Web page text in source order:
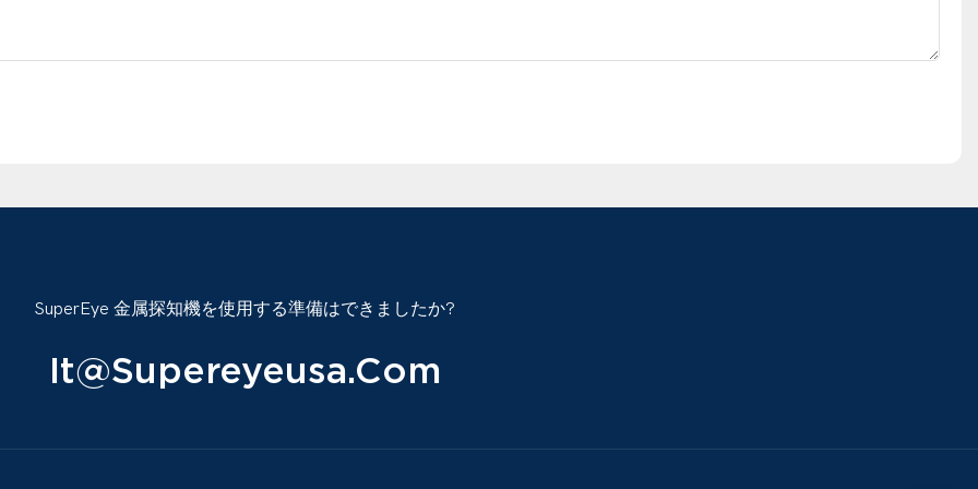
SuperEye 金属探知機を使用する準備はできましたか?
It@supereyeusa.com